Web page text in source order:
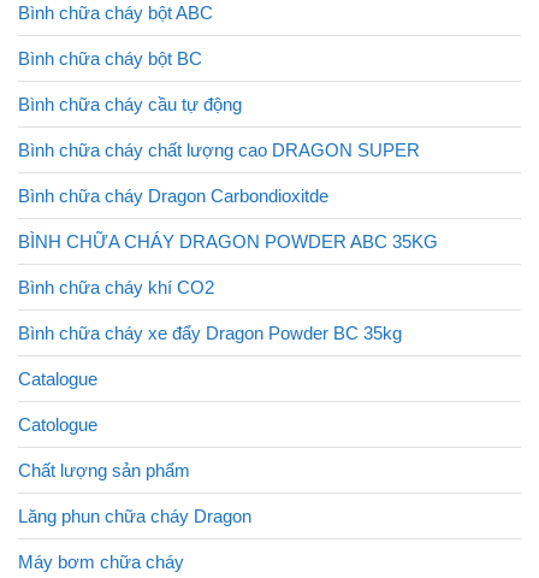
Bình chữa cháy bột ABC
Bình chữa cháy bột BC
Bình chữa cháy cầu tự động
Bình chữa cháy chất lượng cao DRAGON SUPER
Bình chữa cháy Dragon Carbondioxitde
BÌNH CHỮA CHÁY DRAGON POWDER ABC 35KG
Bình chữa cháy khí CO2
Bình chữa cháy xe đẩy Dragon Powder BC 35kg
Catalogue
Catologue
Chất lượng sản phẩm
Lăng phun chữa cháy Dragon
Máy bơm chữa cháy